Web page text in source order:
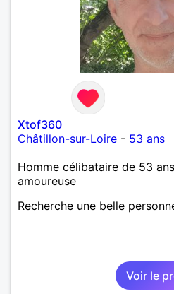
Xtof360
Châtillon-sur-Loire - 53 ans
Homme célibataire de 53
amoureuse
Recherche une belle
Voir le